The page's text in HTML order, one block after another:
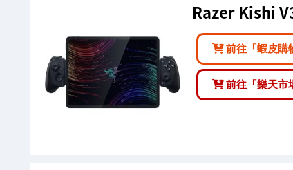
Razer Kishi
前往「蝦皮購
前往「樂天市